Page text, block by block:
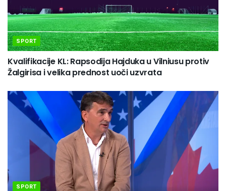
SPORT
Kvalifikacije KL: Rapsodija Hajduka u Vilniusu protiv
Žalgirisa i velika prednost uoči uzvrata
SPORT